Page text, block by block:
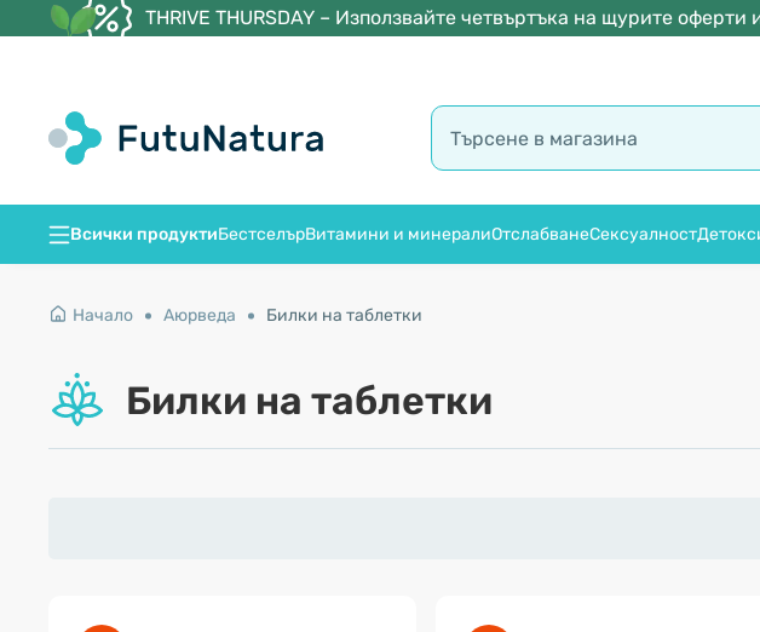
THRIVE THURSDAY – Използвайте четвъртъка на щурите оферти
Всички продуктиБестселърВитамини и минералиОтслабванеСексуалност
Начало Аюрведа Билки на таблетки
Билки на таблетки